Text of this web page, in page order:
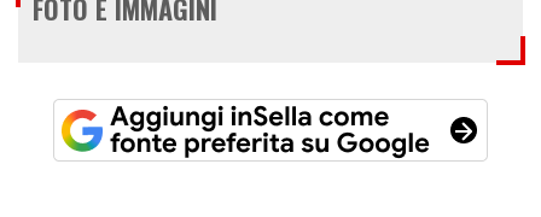
FOTO E IMMAGINI